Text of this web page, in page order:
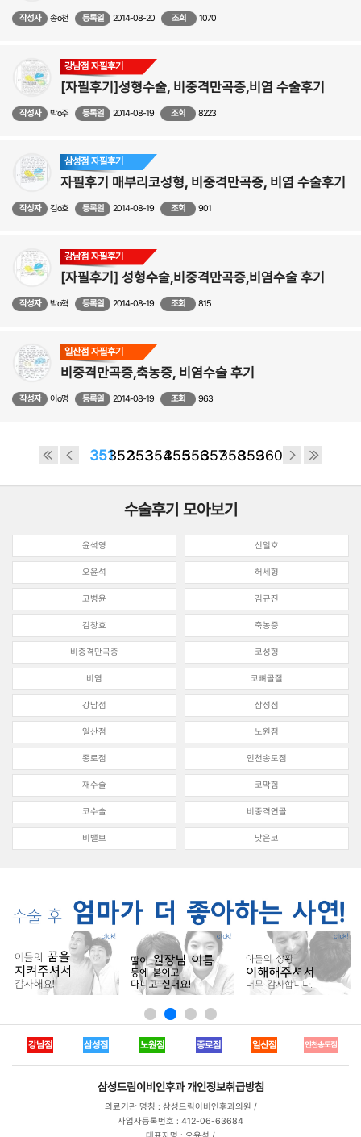
작성자 송o천 등록일 2014-08-20 조회 1070
강남점 자필후기
[자필후기]성형수술, 비중격만곡증,비염 수술후기
작성자 박o주 등록일 2014-08-19 조회 8223
삼성점 자필후기
자필후기 매부리코성형, 비중격만곡증, 비염 수술후기
작성자 김o호 등록일 2014-08-19 조회 901
강남점 자필후기
[자필후기] 성형수술,비중격만곡증,비염수술 후기
작성자 박o혁 등록일 2014-08-19 조회 815
일산점 자필후기
비중격만곡증,축농증, 비염수술 후기
작성자 이o명 등록일 2014-08-19 조회 963
351352353354355356357358359360
수술후기 모아보기
윤석영 신일호
오윤석 허세형
고병윤 김규진
김창효 축농증
비중격만곡증 코성형
비염 코뼈골절
강남점 삼성점
일산점 노원점
종로점 인천송도점
재수술 코막힘
코수술 비중격연골
비밸브 낮은코
강남점 삼성점 노원점 종로점 일산점 인천송도점
삼성드림이비인후과 개인정보취급방침
의료기관 명칭 : 삼성드림이비인후과의원 /
사업자등록번호 : 412-06-63684